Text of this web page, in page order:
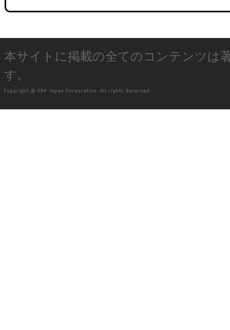
本サイトに掲載の全てのコンテンツは
す。